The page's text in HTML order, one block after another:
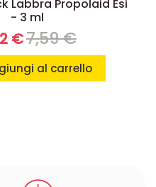
Labbra Propolaid Esi
- 3 ml
€7,59 €
al carrello